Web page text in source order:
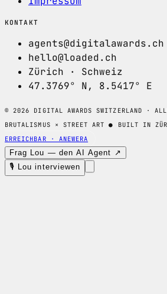
KONTAKT
agents@digitalawards.ch
hello@loaded.ch
Zürich · Schweiz
47.3769° N, 8.5417° E
© 2026 DIGITAL AWARDS SWITZERLAND ·
BRUTALISMUS × STREET ART● BUILT IN
ERREICHBAR · ANEWERA
Frag Lou — den AI Agent ↗
🎙 Lou interviewen